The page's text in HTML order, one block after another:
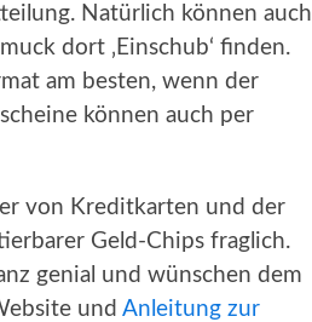
Natürlich können auch
dort ‚Einschub‘ finden.
am besten, wenn der
können auch per
von Kreditkarten und der
Geld-Chips fraglich.
genial und wünschen dem
und Anleitung zur